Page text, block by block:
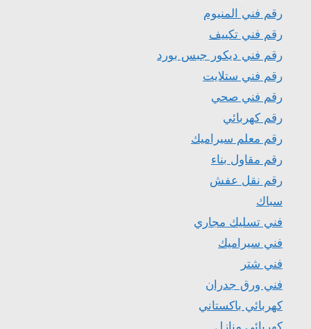
رقم فني المنيوم
رقم فني تكييف
رقم فني ديكور جبس بورد
رقم فني ستلايت
رقم فني صحي
رقم كهربائي
رقم معلم سيراميك
رقم مقاول بناء
رقم نقل عفش
سباك
فني تسليك مجاري
فني سيراميك
فني شتر
فني ورق جدران
كهربائي باكستاني
كهربائي منازل